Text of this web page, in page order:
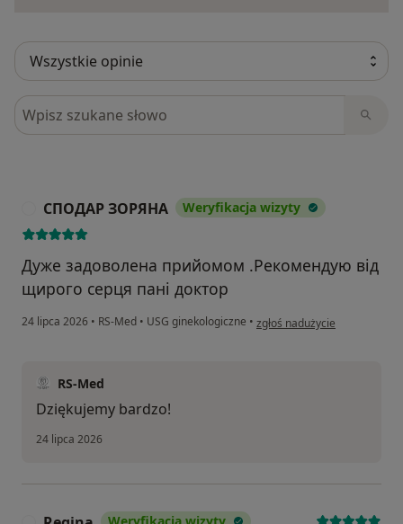
Szukaj w opiniach
СПОДАР ЗОРЯНА Weryfikacja wizyty
Дуже задоволена прийомом .Рекомендую від
щирого серця пані доктор
24 lipca 2026 • RS-Med • USG ginekologiczne • w opinii użytkownika
zgłoś nadużycie
RS-Med
Dziękujemy bardzo!
24 lipca 2026
Weryfikacja wizyty